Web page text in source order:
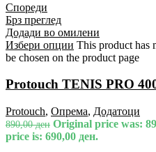
Спореди
Брз преглед
Додади во омилени
Избери опции This product has
be chosen on the product page
Protouch TENIS PRO
Protouch, Опрема, Додатоци
890,00ден Original price was:
price is: 690,00 ден.